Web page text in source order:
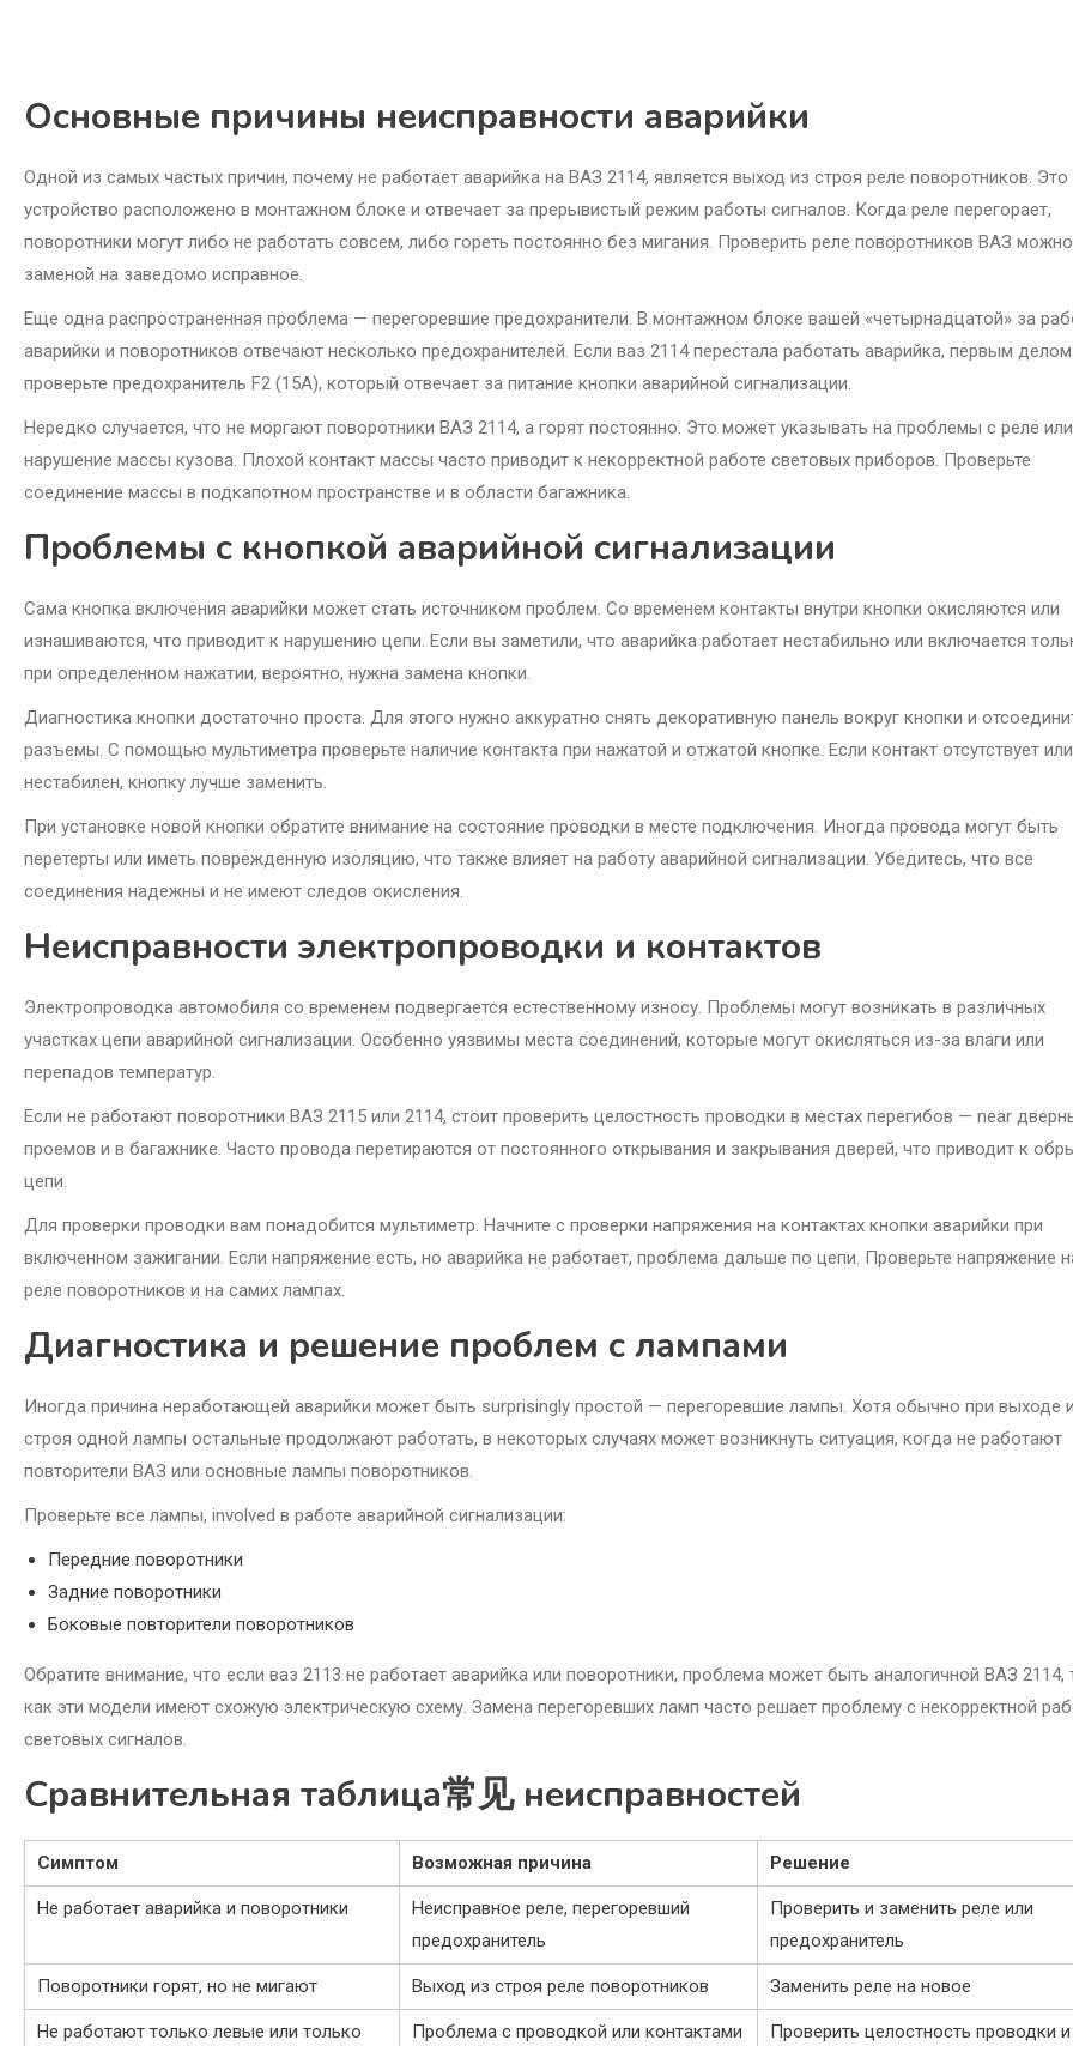
Основные причины неисправности аварийки
Одной из самых частых причин, почему не работает аварийка на ВАЗ 2114, является выход из строя реле поворотников. Это
устройство расположено в монтажном блоке и отвечает за прерывистый режим работы сигналов. Когда реле перегорает,
поворотники могут либо не работать совсем, либо гореть постоянно без мигания. Проверить реле поворотников ВАЗ можно
заменой на заведомо исправное.
Еще одна распространенная проблема — перегоревшие предохранители. В монтажном блоке вашей «четырнадцатой» за
аварийки и поворотников отвечают несколько предохранителей. Если ваз 2114 перестала работать аварийка, первым делом
проверьте предохранитель F2 (15А), который отвечает за питание кнопки аварийной сигнализации.
Нередко случается, что не моргают поворотники ВАЗ 2114, а горят постоянно. Это может указывать на проблемы с реле
нарушение массы кузова. Плохой контакт массы часто приводит к некорректной работе световых приборов. Проверьте
соединение массы в подкапотном пространстве и в области багажника.
Проблемы с кнопкой аварийной сигнализации
Сама кнопка включения аварийки может стать источником проблем. Со временем контакты внутри кнопки окисляются или
изнашиваются, что приводит к нарушению цепи. Если вы заметили, что аварийка работает нестабильно или включается
при определенном нажатии, вероятно, нужна замена кнопки.
Диагностика кнопки достаточно проста. Для этого нужно аккуратно снять декоративную панель вокруг кнопки и
разъемы. С помощью мультиметра проверьте наличие контакта при нажатой и отжатой кнопке. Если контакт отсутствует или
нестабилен, кнопку лучше заменить.
При установке новой кнопки обратите внимание на состояние проводки в месте подключения. Иногда провода могут быть
перетерты или иметь поврежденную изоляцию, что также влияет на работу аварийной сигнализации. Убедитесь, что все
соединения надежны и не имеют следов окисления.
Неисправности электропроводки и контактов
Электропроводка автомобиля со временем подвергается естественному износу. Проблемы могут возникать в различных
участках цепи аварийной сигнализации. Особенно уязвимы места соединений, которые могут окисляться из-за влаги или
перепадов температур.
Если не работают поворотники ВАЗ 2115 или 2114, стоит проверить целостность проводки в местах перегибов — near
проемов и в багажнике. Часто провода перетираются от постоянного открывания и закрывания дверей, что приводит к
цепи.
Для проверки проводки вам понадобится мультиметр. Начните с проверки напряжения на контактах кнопки аварийки при
включенном зажигании. Если напряжение есть, но аварийка не работает, проблема дальше по цепи. Проверьте напряжение
реле поворотников и на самих лампах.
Диагностика и решение проблем с лампами
Иногда причина неработающей аварийки может быть surprisingly простой — перегоревшие лампы. Хотя обычно при выходе
строя одной лампы остальные продолжают работать, в некоторых случаях может возникнуть ситуация, когда не работают
повторители ВАЗ или основные лампы поворотников.
Проверьте все лампы, involved в работе аварийной сигнализации:
Передние поворотники
Задние поворотники
Боковые повторители поворотников
Обратите внимание, что если ваз 2113 не работает аварийка или поворотники, проблема может быть аналогичной ВАЗ 2114,
как эти модели имеют схожую электрическую схему. Замена перегоревших ламп часто решает проблему с некорректной
световых сигналов.
Сравнительная таблица常见 неисправностей
Симптом Возможная причина Решение
Не работает аварийка и поворотники
Неисправное реле, перегоревший
предохранитель
Проверить и заменить реле или
предохранитель
Поворотники горят, но не мигают Выход из строя реле поворотников Заменить реле на новое
Не работают только левые или только Проблема с проводкой или контактами Проверить целостность проводки и